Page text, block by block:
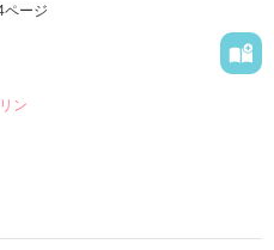
ページ
ン
ﾁｱｷ）と、付き合い始めて1週
イフ！